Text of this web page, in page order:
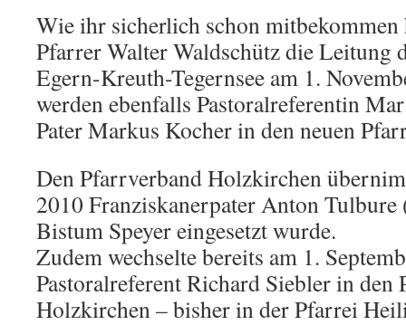
Wie ihr sicherlich schon
Pfarrer Walter Waldschütz die Leitung
Egern-Kreuth-Tegernsee am 1.
werden ebenfalls Pastoralreferentin
Pater Markus Kocher in den neuen
Den Pfarrverband Holzkirchen
2010 Franziskanerpater Anton
Bistum Speyer eingesetzt wurde.
Zudem wechselte bereits am 1.
Pastoralreferent Richard Siebler in den
Holzkirchen – bisher in der Pfarrei